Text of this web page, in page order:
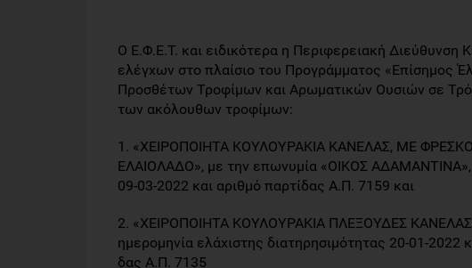
Ο Ε.Φ.Ε.Τ. και ειδικότερα η Περιφερειακή Διεύθυνση
ελέγχων στο πλαίσιο του Προγράμματος «Επίσημος
Προσθέτων Τροφίμων και Αρωματικών Ουσιών σε
των ακόλουθων τροφίμων:
1. «ΧΕΙΡΟΠΟΙΗΤΑ ΚΟΥΛΟΥΡΑΚΙΑ ΚΑΝΕΛΑΣ, ΜΕ
ΕΛΑΙΟΛΑΔΟ», με την επωνυμία «ΟΙΚΟΣ ΑΔΑΜΑΝΤΙΝΑ»,
09-03-2022 και αριθμό παρτίδας Α.Π. 7159 και
2. «ΧΕΙΡΟΠΟΙΗΤΑ ΚΟΥΛΟΥΡΑΚΙΑ ΠΛΕΞΟΥΔΕΣ
ημερομηνία ελάχιστης διατηρησιμότητας 20-01-2022
δας Α.Π. 7135